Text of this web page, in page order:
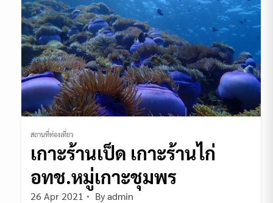
สถานที่ท่องเที่ยว
เกาะร้านเป็ด เกาะร้านไก่
อทช.หมู่เกาะชุมพร
26 Apr 2021 Byadmin